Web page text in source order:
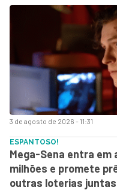
3 de agosto de 2026 - 11:31
ESPANTOSO!
Mega-Sena entra em
milhões e promete
outras loterias juntas